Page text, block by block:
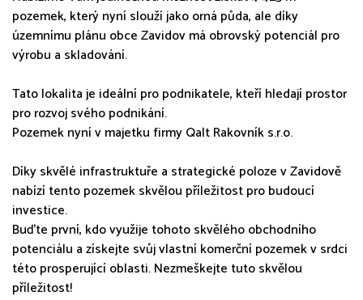
pozemek, který nyní slouží jako orná půda, ale díky
územnímu plánu obce Zavidov má obrovský potenciál pro
výrobu a skladování.
Tato lokalita je ideální pro podnikatele, kteří hledají prostor
pro rozvoj svého podnikání.
Pozemek nyní v majetku firmy Qalt Rakovník s.r.o.
Díky skvělé infrastruktuře a strategické poloze v Zavidově
nabízí tento pozemek skvělou příležitost pro budoucí
investice.
Buďte první, kdo využije tohoto skvělého obchodního
potenciálu a získejte svůj vlastní komerční pozemek v srdci
této prosperující oblasti. Nezmeškejte tuto skvělou
příležitost!